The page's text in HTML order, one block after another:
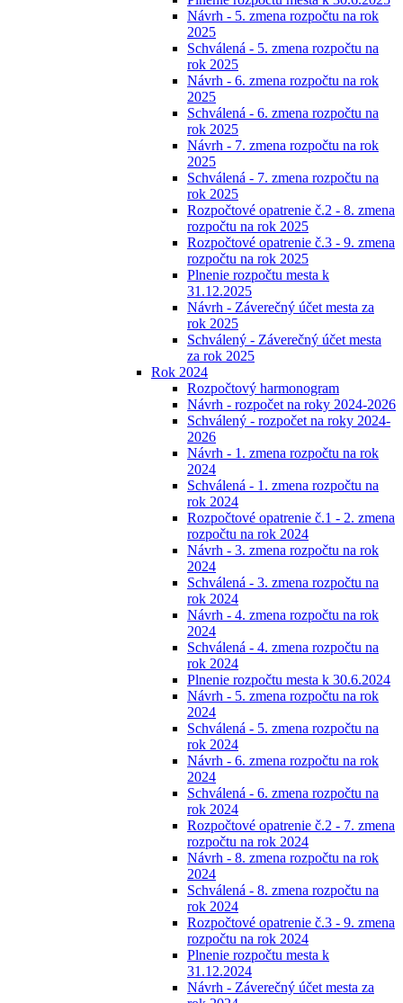
Návrh - 5. zmena rozpočtu na rok
2025
Schválená - 5. zmena rozpočtu na
rok 2025
Návrh - 6. zmena rozpočtu na rok
2025
Schválená - 6. zmena rozpočtu na
rok 2025
Návrh - 7. zmena rozpočtu na rok
2025
Schválená - 7. zmena rozpočtu na
rok 2025
Rozpočtové opatrenie č.2 - 8. zmena
rozpočtu na rok 2025
Rozpočtové opatrenie č.3 - 9. zmena
rozpočtu na rok 2025
Plnenie rozpočtu mesta k
31.12.2025
Návrh - Záverečný účet mesta za
rok 2025
Schválený - Záverečný účet mesta
za rok 2025
Rok 2024
Rozpočtový harmonogram
Návrh - rozpočet na roky 2024-2026
Schválený - rozpočet na roky 2024-
2026
Návrh - 1. zmena rozpočtu na rok
2024
Schválená - 1. zmena rozpočtu na
rok 2024
Rozpočtové opatrenie č.1 - 2. zmena
rozpočtu na rok 2024
Návrh - 3. zmena rozpočtu na rok
2024
Schválená - 3. zmena rozpočtu na
rok 2024
Návrh - 4. zmena rozpočtu na rok
2024
Schválená - 4. zmena rozpočtu na
rok 2024
Plnenie rozpočtu mesta k 30.6.2024
Návrh - 5. zmena rozpočtu na rok
2024
Schválená - 5. zmena rozpočtu na
rok 2024
Návrh - 6. zmena rozpočtu na rok
2024
Schválená - 6. zmena rozpočtu na
rok 2024
Rozpočtové opatrenie č.2 - 7. zmena
rozpočtu na rok 2024
Návrh - 8. zmena rozpočtu na rok
2024
Schválená - 8. zmena rozpočtu na
rok 2024
Rozpočtové opatrenie č.3 - 9. zmena
rozpočtu na rok 2024
Plnenie rozpočtu mesta k
31.12.2024
Návrh - Záverečný účet mesta za